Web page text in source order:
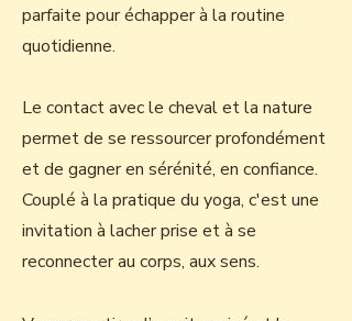
parfaite pour échapper à la routine
quotidienne.
Le contact avec le cheval et la nature
permet de se ressourcer profondément
et de gagner en sérénité, en confiance.
Couplé à la pratique du yoga, c'est une
invitation à lacher prise et à se
reconnecter au corps, aux sens.